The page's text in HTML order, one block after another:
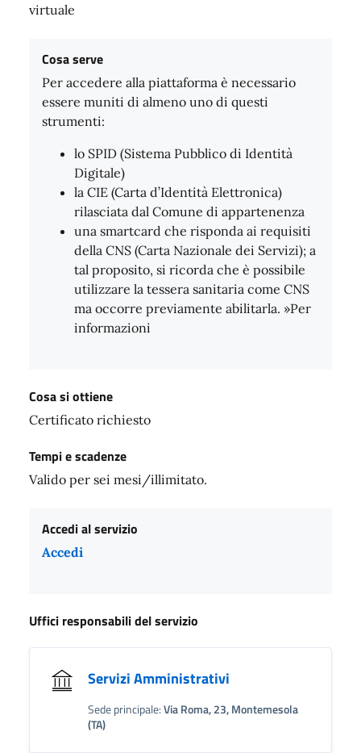
virtuale
Cosa serve
Per accedere alla piattaforma è necessario
essere muniti di almeno uno di questi
strumenti:
lo SPID (Sistema Pubblico di Identità
Digitale)
la CIE (Carta d’Identità Elettronica)
rilasciata dal Comune di appartenenza
una smartcard che risponda ai requisiti
della CNS (Carta Nazionale dei Servizi); a
tal proposito, si ricorda che è possibile
utilizzare la tessera sanitaria come CNS
ma occorre previamente abilitarla. »Per
informazioni
Cosa si ottiene
Certificato richiesto
Tempi e scadenze
Valido per sei mesi/illimitato.
Accedi al servizio
Accedi
Uffici responsabili del servizio
Servizi Amministrativi
Sede principale:Via Roma, 23, Montemesola
(TA)